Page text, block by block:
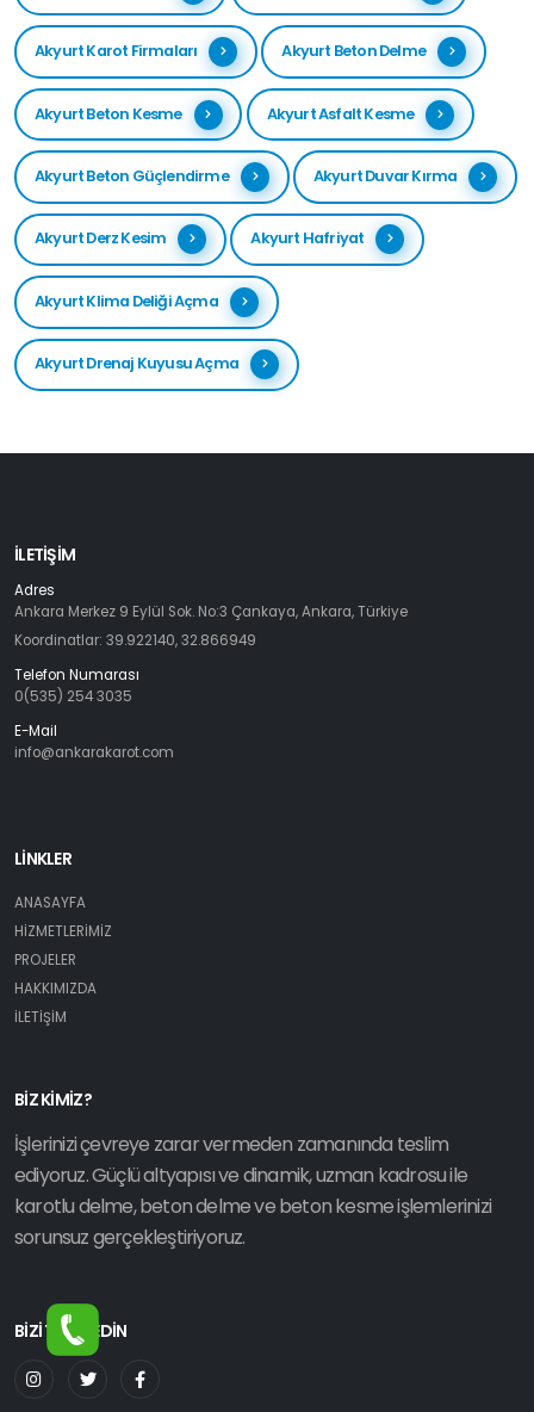
Akyurt Karot Firmaları Akyurt Beton Delme
Akyurt Beton Kesme Akyurt Asfalt Kesme
Akyurt Beton Güçlendirme Akyurt Duvar Kırma
Akyurt Derz Kesim Akyurt Hafriyat
Akyurt Klima Deliği Açma
Akyurt Drenaj Kuyusu Açma
İLETIŞIM
Adres
Ankara Merkez 9 Eylül Sok. No:3 Çankaya, Ankara, Türkiye
Koordinatlar: 39.922140, 32.866949
Telefon Numarası
0(535) 254 3035
E-Mail
info@ankarakarot.com
LİNKLER
ANASAYFA
HİZMETLERİMİZ
PROJELER
HAKKIMIZDA
İLETİŞİM
BİZ KİMİZ?
İşlerinizi çevreye zarar vermeden zamanında teslim
ediyoruz. Güçlü altyapısı ve dinamik, uzman kadrosu ile
karotlu delme, beton delme ve beton kesme işlemlerinizi
sorunsuz gerçekleştiriyoruz.
BİZİ TAKİP EDİN